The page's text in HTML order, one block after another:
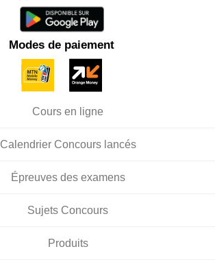
Modes de paiement
Cours en ligne
Calendrier Concours lancés
Épreuves des examens
Sujets Concours
Produits